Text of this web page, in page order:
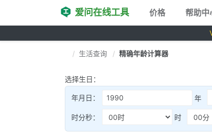
爱问在线工具 价格 帮助中
生活查询 精确年龄计算器
选择生日：
年月日： 年
时分秒： 时